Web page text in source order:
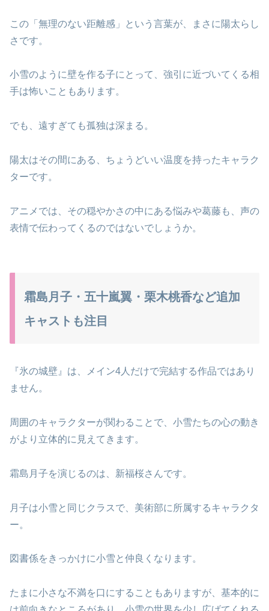
この「無理のない距離感」という言葉が、まさに陽太らし
さです。
小雪のように壁を作る子にとって、強引に近づいてくる相
手は怖いこともあります。
でも、遠すぎても孤独は深まる。
陽太はその間にある、ちょうどいい温度を持ったキャラク
ターです。
アニメでは、その穏やかさの中にある悩みや葛藤も、声の
表情で伝わってくるのではないでしょうか。
霜島月子・五十嵐翼・栗木桃香など追加
キャストも注目
『氷の城壁』は、メイン4人だけで完結する作品ではあり
ません。
周囲のキャラクターが関わることで、小雪たちの心の動き
がより立体的に見えてきます。
霜島月子を演じるのは、新福桜さんです。
月子は小雪と同じクラスで、美術部に所属するキャラクタ
ー。
図書係をきっかけに小雪と仲良くなります。
たまに小さな不満を口にすることもありますが、基本的に